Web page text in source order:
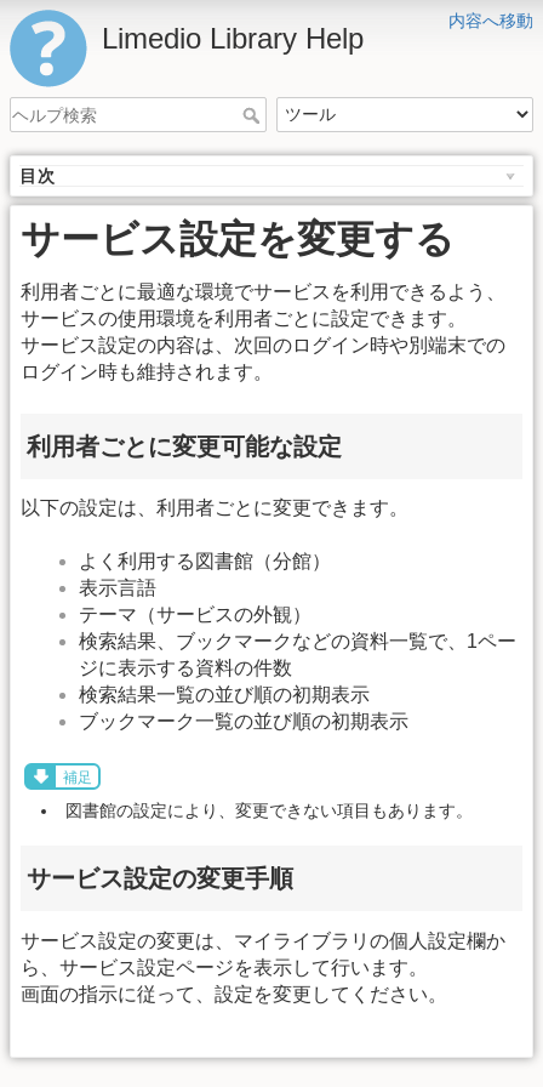
内容へ移動
Limedio Library Help
目次
サービス設定を変更する
利用者ごとに最適な環境でサービスを利用できるよう、
サービスの使用環境を利用者ごとに設定できます。
サービス設定の内容は、次回のログイン時や別端末での
ログイン時も維持されます。
利用者ごとに変更可能な設定
以下の設定は、利用者ごとに変更できます。
よく利用する図書館（分館）
表示言語
テーマ（サービスの外観）
検索結果、ブックマークなどの資料一覧で、1ペー
ジに表示する資料の件数
検索結果一覧の並び順の初期表示
ブックマーク一覧の並び順の初期表示
補足
図書館の設定により、変更できない項目もあります。
サービス設定の変更手順
サービス設定の変更は、マイライブラリの個人設定欄か
ら、サービス設定ページを表示して行います。
画面の指示に従って、設定を変更してください。